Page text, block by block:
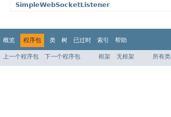
SimpleWebSocketListener
概览 程序包 类 树 已过时 索引 帮助
上一个程序包 下一个程序包 框架 无框架 所有类